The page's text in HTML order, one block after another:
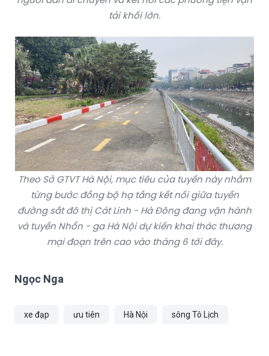
tải khối lớn.
Theo Sở GTVT Hà Nội, mục tiêu của tuyến này nhằm
từng bước đồng bộ hạ tầng kết nối giữa tuyến
đường sắt đô thị Cát Linh - Hà Đông đang vận hành
và tuyến Nhổn - ga Hà Nội dự kiến khai thác thương
mại đoạn trên cao vào tháng 6 tới đây.
Ngọc Nga
xe đạp ưu tiên Hà Nội sông Tô Lịch